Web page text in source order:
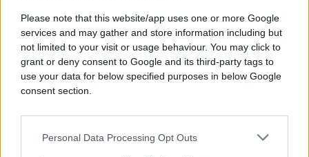
Please note that this website/app uses one or more Google
services and may gather and store information including but
not limited to your visit or usage behaviour. You may click to
grant or deny consent to Google and its third-party tags to
use your data for below specified purposes in below Google
consent section.
Personal Data Processing Opt Outs